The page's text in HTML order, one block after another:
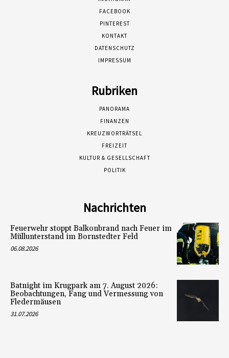
FACEBOOK
PINTEREST
KONTAKT
DATENSCHUTZ
IMPRESSUM
Rubriken
PANORAMA
FINANZEN
KREUZWORTRÄTSEL
FREIZEIT
KULTUR & GESELLSCHAFT
POLITIK
Nachrichten
Feuerwehr stoppt Balkonbrand nach Feuer im
Müllunterstand im Bornstedter Feld
06.08.2026
Batnight im Krugpark am 7. August 2026:
Beobachtungen, Fang und Vermessung von
Fledermäusen
31.07.2026